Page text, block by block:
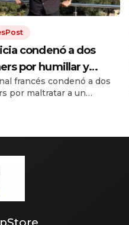
condenó a dos
por humillar y
a un influencer
muerte
francés condenó a dos
por maltratar a un